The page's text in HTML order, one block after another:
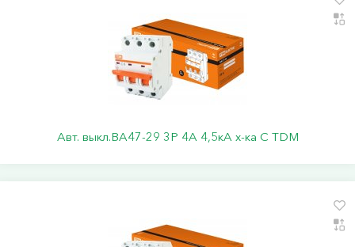
Авт. выкл.ВА47-29 3Р 4А 4,5кА х-ка С TDM